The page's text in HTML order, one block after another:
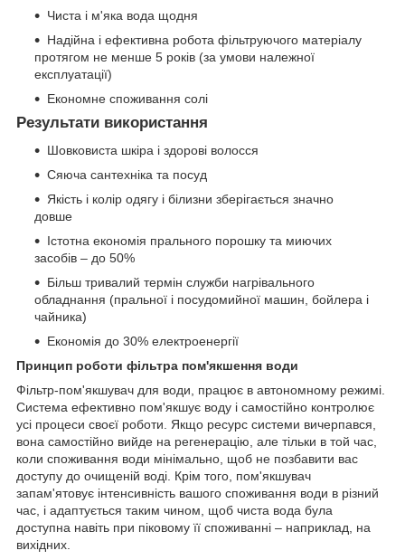
Чиста і м'яка вода щодня
Надійна і ефективна робота фільтруючого матеріалу
протягом не менше 5 років (за умови належної
експлуатації)
Економне споживання солі
Результати використання
Шовковиста шкіра і здорові волосся
Сяюча сантехніка та посуд
Якість і колір одягу і білизни зберігається значно
довше
Істотна економія прального порошку та миючих
засобів – до 50%
Більш тривалий термін служби нагрівального
обладнання (пральної і посудомийної машин, бойлера і
чайника)
Економія до 30% електроенергії
Принцип роботи фільтра пом'якшення води
Фільтр-пом'якшувач для води, працює в автономному режимі.
Система ефективно пом'якшує воду і самостійно контролює
усі процеси своєї роботи. Якщо ресурс системи вичерпався,
вона самостійно вийде на регенерацію, але тільки в той час,
коли споживання води мінімально, щоб не позбавити вас
доступу до очищеній воді. Крім того, пом'якшувач
запам'ятовує інтенсивність вашого споживання води в різний
час, і адаптується таким чином, щоб чиста вода була
доступна навіть при піковому її споживанні – наприклад, на
вихідних.